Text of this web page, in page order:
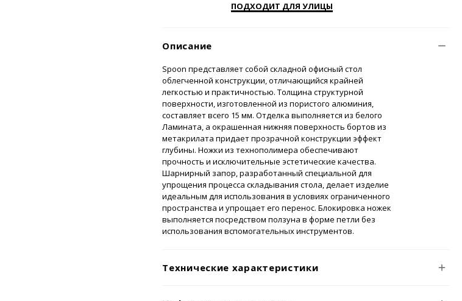
ПОДХОДИТ ДЛЯ УЛИЦЫ
Описание
Spoon представляет собой складной офисный стол
облегченной конструкции, отличающийся крайней
легкостью и практичностью. Толщина структурной
поверхности, изготовленной из пористого алюминия,
составляет всего 15 мм. Отделка выполняется из белого
Ламината, а окрашенная нижняя поверхность бортов из
метакрилата придает прозрачной конструкции эффект
глубины. Ножки из технополимера обеспечивают
прочность и исключительные эстетические качества.
Шарнирный запор, разработанный специальной для
упрощения процесса складывания стола, делает изделие
идеальным для использования в условиях ограниченного
пространства и упрощает его перенос. Блокировка ножек
выполняется посредством ползуна в форме петли без
использования вспомогательных инструментов.
Технические характеристики